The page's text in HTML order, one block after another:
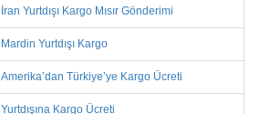
İran Yurtdışı Kargo Mısır Gönderimi
Mardin Yurtdışı Kargo
Amerika’dan Türkiye’ye Kargo Ücreti
Yurtdışına Kargo Ücreti